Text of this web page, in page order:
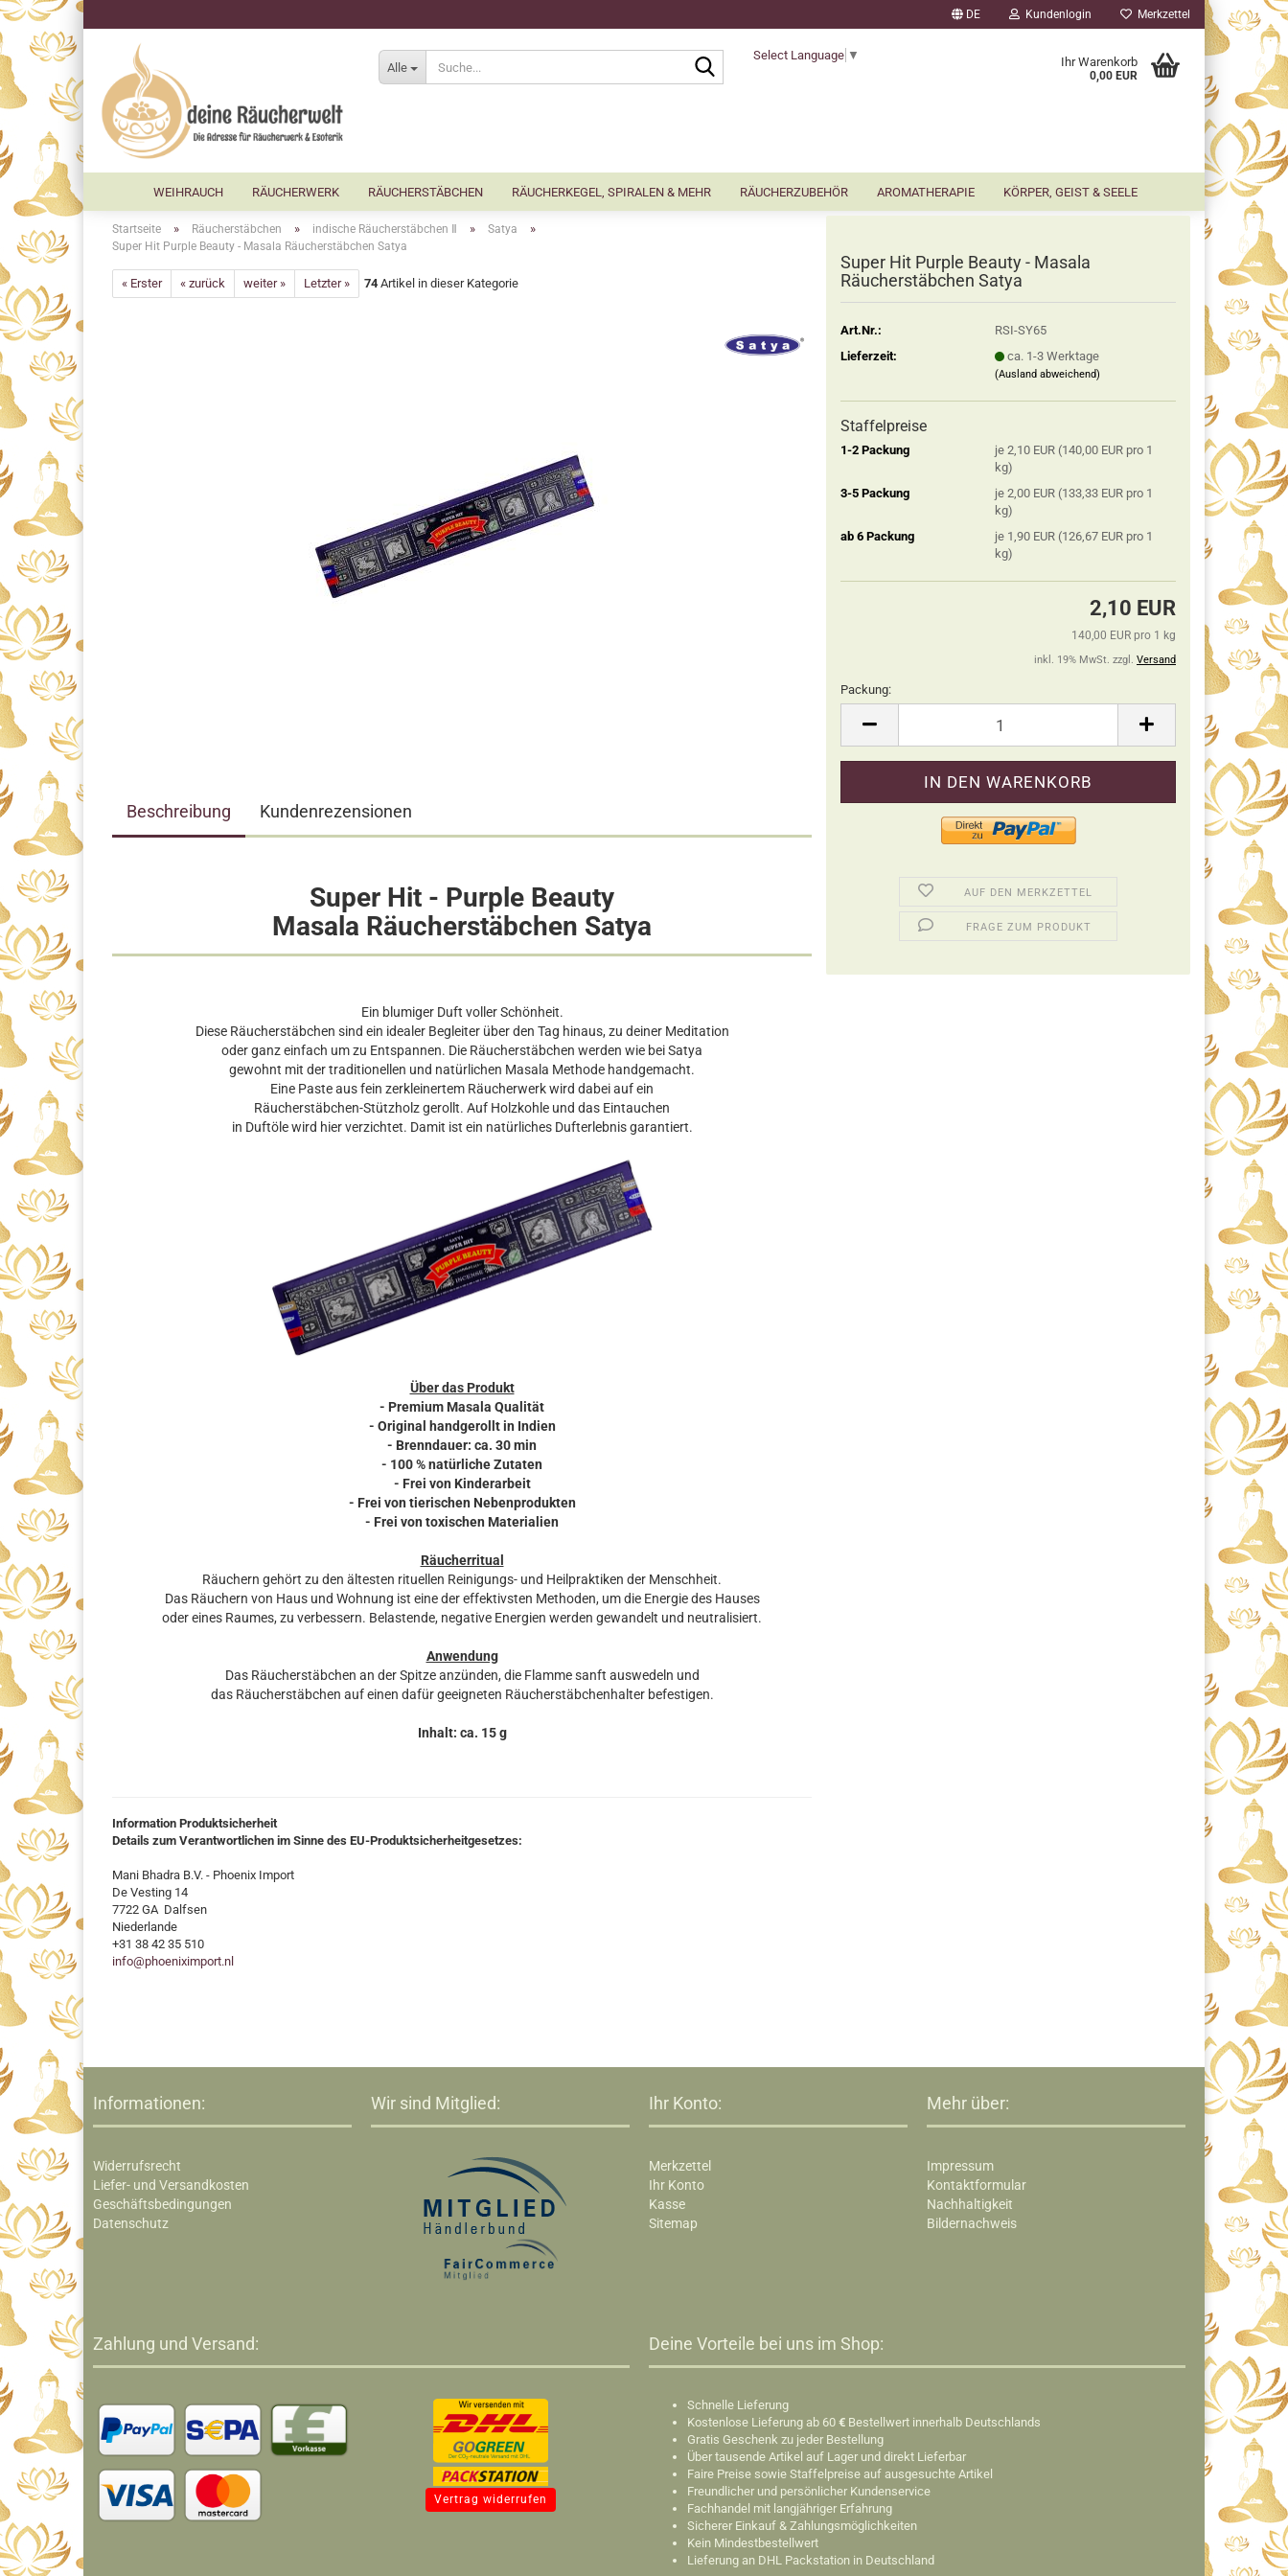
DE Kundenlogin Merkzettel
Alle
Suche...Select Language ▼ Ihr Warenkorb
0,00 EUR
WEIHRAUCH RÄUCHERWERK RÄUCHERSTÄBCHEN RÄUCHERKEGEL, SPIRALEN & MEHR RÄUCHERZUBEHÖR AROMATHERAPIE KÖRPER, GEIST & SEELE
Startseite » Räucherstäbchen » indische Räucherstäbchen Ⅱ » Satya »
Super Hit Purple Beauty - Masala Räucherstäbchen Satya
« Erster « zurück weiter » Letzter » 74 Artikel in dieser Kategorie
Super Hit Purple Beauty - Masala
Räucherstäbchen Satya
Art.Nr.:
RSI-SY65
Lieferzeit:
ca. 1-3 Werktage
(Ausland abweichend)
Staffelpreise
1-2 Packung
je 2,10 EUR (140,00 EUR pro 1
kg)
3-5 Packung
je 2,00 EUR (133,33 EUR pro 1
kg)
ab 6 Packung
je 1,90 EUR (126,67 EUR pro 1
kg)
2,10 EUR
140,00 EUR pro 1 kg
inkl. 19% MwSt. zzgl. Versand
Packung:
Packung
AUF DEN MERKZETTEL
FRAGE ZUM PRODUKT
Beschreibung Kundenrezensionen
Super Hit - Purple Beauty
Masala Räucherstäbchen Satya
Ein blumiger Duft voller Schönheit.
Diese Räucherstäbchen sind ein idealer Begleiter über den Tag hinaus, zu deiner Meditation
oder ganz einfach um zu Entspannen. Die Räucherstäbchen werden wie bei Satya
gewohnt mit der traditionellen und natürlichen Masala Methode handgemacht.
Eine Paste aus fein zerkleinertem Räucherwerk wird dabei auf ein
Räucherstäbchen-Stützholz gerollt. Auf Holzkohle und das Eintauchen
in Duftöle wird hier verzichtet. Damit ist ein natürliches Dufterlebnis garantiert.
Über das Produkt
- Premium Masala Qualität
- Original handgerollt in Indien
- Brenndauer: ca. 30 min
- 100 % natürliche Zutaten
- Frei von Kinderarbeit
- Frei von tierischen Nebenprodukten
- Frei von toxischen Materialien
Räucherritual
Räuchern gehört zu den ältesten rituellen Reinigungs- und Heilpraktiken der Menschheit.
Das Räuchern von Haus und Wohnung ist eine der effektivsten Methoden, um die Energie des Hauses
oder eines Raumes, zu verbessern. Belastende, negative Energien werden gewandelt und neutralisiert.
Anwendung
Das Räucherstäbchen an der Spitze anzünden, die Flamme sanft auswedeln und
das Räucherstäbchen auf einen dafür geeigneten Räucherstäbchenhalter befestigen.
Inhalt: ca. 15 g
Information Produktsicherheit
Details zum Verantwortlichen im Sinne des EU-Produktsicherheitgesetzes:
Mani Bhadra B.V. - Phoenix Import
De Vesting 14
7722 GA Dalfsen
Niederlande
+31 38 42 35 510
info@phoeniximport.nl
Informationen:
Widerrufsrecht
Liefer- und Versandkosten
Geschäftsbedingungen
Datenschutz
Wir sind Mitglied: Ihr Konto:
Merkzettel
Ihr Konto
Kasse
Sitemap
Mehr über:
Impressum
Kontaktformular
Nachhaltigkeit
Bildernachweis
Zahlung und Versand:
Vertrag widerrufen
Deine Vorteile bei uns im Shop:​
Schnelle Lieferung
Kostenlose Lieferung ab 60 € Bestellwert innerhalb Deutschlands
Gratis Geschenk zu jeder Bestellung
Über tausende Artikel auf Lager und direkt Lieferbar
Faire Preise sowie Staffelpreise auf ausgesuchte Artikel
Freundlicher und persönlicher Kundenservice
Fachhandel mit langjähriger Erfahrung
Sicherer Einkauf & Zahlungsmöglichkeiten
Kein Mindestbestellwert
Lieferung an DHL Packstation in Deutschland